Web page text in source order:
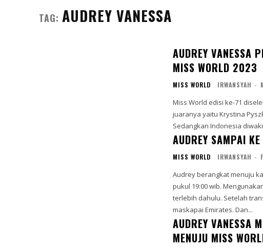
TAG: AUDREY VANESSA
AUDREY VANESSA
MISS WORLD 2023
MISS WORLD IRWANSYAH -
Miss World edisi ke-71
juaranya yaitu Krystina
Sedangkan Indonesia
AUDREY SAMPAI
MISS WORLD IRWANSYAH -
Audrey berangkat menuju
pukul 19:00 wib. Mengunakan maskapai Singapore Airlines dan transit di Singapura
terlebih dahulu. Setelah transit, Audrey melanjutkan perjalanannya mengunakan
maskapai Emirates. Dan...
AUDREY VANESSA
MENUJU MISS